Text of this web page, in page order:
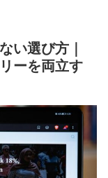
い選び方｜
ーを両立す